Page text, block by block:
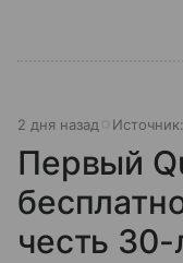
2 дня назад Источник:
Первый
честь